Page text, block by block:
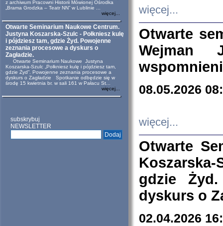
z archiwum Pracowni Historii Mówionej Ośrodka
„Brama Grodzka – Teatr NN” w Lublinie ...
więcej...
Otwarte Seminarium Naukowe Centrum.
Justyna Koszarska-Szulc - Połkniesz kulę
i pójdziesz tam, gdzie Żyd. Powojenne
zeznania procesowe a dyskurs o
Zagładzie.
Otwarte Seminarium Naukowe Justyna
Koszarska-Szulc „Połkniesz kulę i pójdziesz tam,
gdzie Żyd”. Powojenne zeznania procesowe a
dyskurs o Zagładzie Spotkanie odbędzie się w
środę 15 kwietnia br. w sali 161 w Pałacu St...
więcej...
subskrybuj
NEWSLETTER
więcej...
Otwarte
Wejman
08.05.2026
więcej...
Otwarte
Koszarska-
gdzie
dyskurs o
02.04.2026